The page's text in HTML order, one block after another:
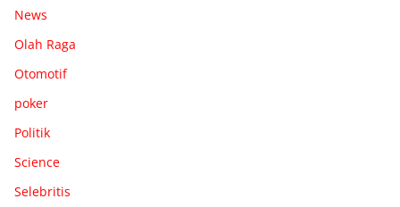
News
Olah Raga
Otomotif
poker
Politik
Science
Selebritis